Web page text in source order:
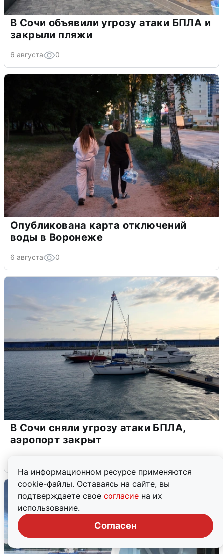
На информационном ресурсе применяются
cookie-файлы. Оставаясь на сайте, вы
подтверждаете свое согласие на их
использование.
Согласен
В Сочи объявили угрозу атаки БПЛА и
закрыли пляжи
6 августа 0
Опубликована карта отключений
воды в Воронеже
6 августа 0
В Сочи сняли угрозу атаки БПЛА,
аэропорт закрыт